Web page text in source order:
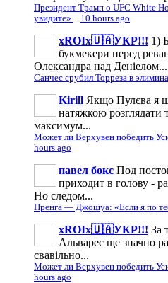
Президент Трамп о UFC White
увидите» · 10 hours ago
xROIx🇺🇦УКР!!! 1)
букмекери перед
Олександра над Деніелом...
Санчес срубил Торреза в
Kirill Якщо Пулєва я
натяжкою розглядати
максимум...
Может ли Верхувен победить
hours ago
павел бокс Под
приходит в голову -
Но следом...
Пренга — Джошуа: «Если я по
xROIx🇺🇦УКР!!! За
Альварес ще значно
свавільно...
Может ли Верхувен победить
hours ago